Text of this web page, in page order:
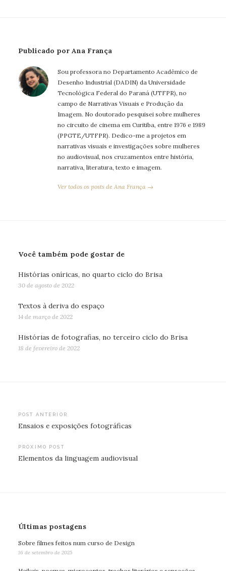
Publicado por Ana França
Sou professora no Departamento Acadêmico de
Desenho Industrial (DADIN) da Universidade
Tecnológica Federal do Paraná (UTFPR), no
campo de Narrativas Visuais e Produção da
Imagem. No doutorado pesquisei sobre mulheres
no circuito de cinema em Curitiba, entre 1976 e 1989
(PPGTE/UTFPR). Dedico-me a projetos em
narrativas visuais e investigações sobre mulheres
no audiovisual, nos cruzamentos entre história,
narrativa, literatura, texto e imagem.
Ver todos os posts de Ana França →
Você também pode gostar de
Histórias oníricas, no quarto ciclo do Brisa
30 de agosto de 2022
Textos à deriva do espaço
14 de março de 2022
Histórias de fotografias, no terceiro ciclo do Brisa
18 de fevereiro de 2022
Navegação
de
Post
POST ANTERIOR
Ensaios e exposições fotográficas
PRÓXIMO POST
Elementos da linguagem audiovisual
Últimas postagens
Sobre filmes feitos num curso de Design
16 de setembro de 2025